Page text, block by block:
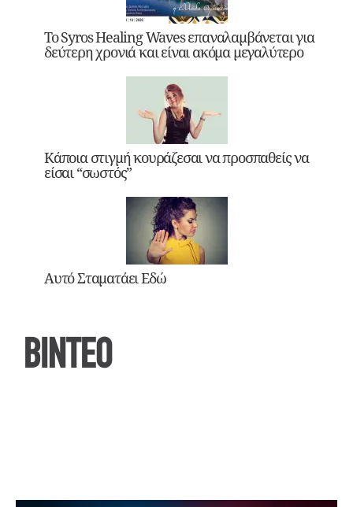
Το Syros Healing Waves επαναλαμβάνεται για
δεύτερη χρονιά και είναι ακόμα μεγαλύτερο
Κάποια στιγμή κουράζεσαι να προσπαθείς να
είσαι “σωστός”
Αυτό Σταματάει Εδώ
ΒΙΝΤΕΟ